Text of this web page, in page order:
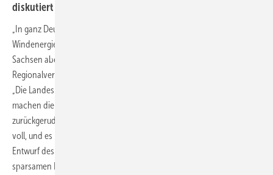
diskutiert wird, scharf.
„In ganz Deutschland werden die Landesplanungen für die
Windenergie weiterentwickelt und die Flächen dafür erweitert – in
Sachsen aber zurückgefahren“, erklärte Martin Maslaton, Vorstand des
Regionalverbandes Sachsen im Bundesverband Windenergie (BWE).
„Die Landesplanung sollte auf Klimaschutz ausgerichtet sein, das
machen die meisten Bundesländer so, nur in Sachsen wird
zurückgerudert.“ Die ausgewiesenen Windenergieflächen seien bereits
voll, und es müssten neue her, fordert der Landessprecher: „So ist im
Entwurf des Landesentwicklungsplans 2012 explizit von einem
sparsamen Flächenumgang in Bezug auf erneuerbare Energien die